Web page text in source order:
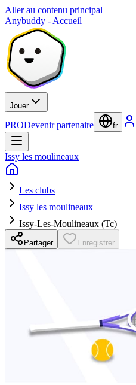
Aller au contenu principal
Anybuddy - Accueil
Jouer
PRODevenir partenaire fr
Issy les moulineaux
Les clubs
Issy les moulineaux
Issy-Les-Moulineaux (Tc)
Partager Enregistrer